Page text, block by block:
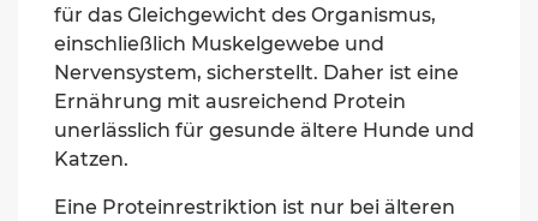
für das Gleichgewicht des Organismus,
einschließlich Muskelgewebe und
Nervensystem, sicherstellt. Daher ist eine
Ernährung mit ausreichend Protein
unerlässlich für gesunde ältere Hunde und
Katzen.
Eine Proteinrestriktion ist nur bei älteren